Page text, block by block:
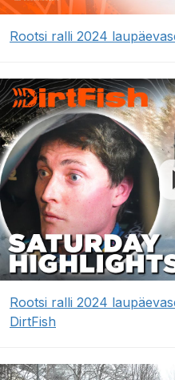
Rootsi ralli 2024
Rootsi ralli 2024
DirtFish